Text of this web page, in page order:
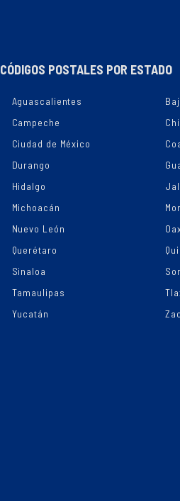
CÓDIGOS POSTALES POR ESTADO
Aguascalientes
Campeche
Ciudad de México
Durango
Hidalgo
Michoacán
Nuevo León
Querétaro
Sinaloa
Tamaulipas
Yucatán